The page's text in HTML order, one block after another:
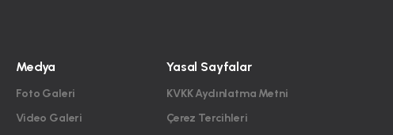
Medya
Foto Galeri
Video Galeri
Yasal Sayfalar
KVKK Aydınlatma Metni
Çerez Tercihleri